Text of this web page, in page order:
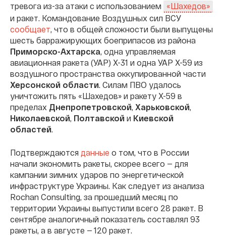
тревога из-за атаки с использованием
«Шахедов»
и ракет. Командование Воздушных сил ВСУ
сообщает, что в общей сложности были выпущены
шесть барражирующих боеприпасов из района
Приморско-Ахтарска, одна управляемая
авиационная ракета (УАР) Х-31 и одна УАР Х-59 из
воздушного пространства оккупированной части
Херсонской области. Силам ПВО удалось
уничтожить пять «Шахедов» и ракету Х-59 в
пределах Днепропетровской, Харьковской,
Николаевской, Полтавской и Киевской
областей.
Подтверждаются данные о том, что в России
начали экономить ракеты, скорее всего — для
кампании зимних ударов по энергетической
инфраструктуре Украины. Как следует из анализа
Rochan Consulting, за прошедший месяц по
территории Украины выпустили всего 28 ракет. В
сентябре аналогичный показатель составлял 93
ракеты, а в августе — 120 ракет.